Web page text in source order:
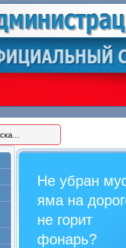
Не убран
яма на
не горит
фонарь?